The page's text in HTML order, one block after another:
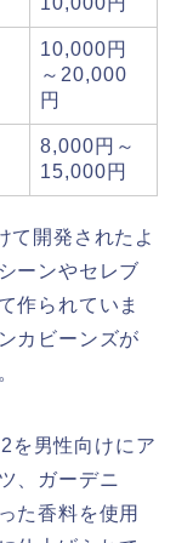
10,000円
～20,000
円
8,000円～
15,000円
て開発されたよ
ーンやセレブ
作られていま
カビーンズが
を男性向けにア
、ガーデニ
た香料を使用